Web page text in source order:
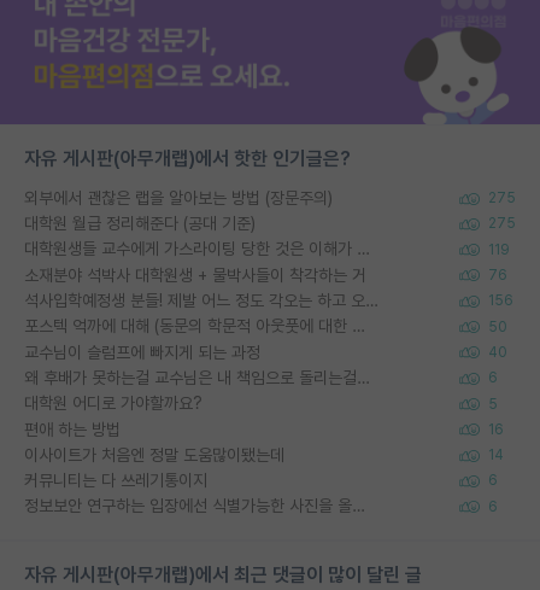
자유 게시판(아무개랩)에서 핫한 인기글은?
외부에서 괜찮은 랩을 알아보는 방법 (장문주의) 275
대학원 월급 정리해준다 (공대 기준) 275
대학원생들 교수에게 가스라이팅 당한 것은 이해가 갑니다. 안타깝네요. 119
소재분야 석박사 대학원생 + 물박사들이 착각하는 거 76
석사입학예정생 분들! 제발 어느 정도 각오는 하고 오세요. 156
포스텍 억까에 대해 (동문의 학문적 아웃풋에 대한 반박) 50
교수님이 슬럼프에 빠지게 되는 과정 40
왜 후배가 못하는걸 교수님은 내 책임으로 돌리는걸까요? 6
대학원 어디로 가야할까요? 5
편애 하는 방법 16
이사이트가 처음엔 정말 도움많이됐는데 14
커뮤니티는 다 쓰레기통이지 6
정보보안 연구하는 입장에선 식별가능한 사진을 올리는건 비추이긴함 6
자유 게시판(아무개랩)에서 최근 댓글이 많이 달린 글